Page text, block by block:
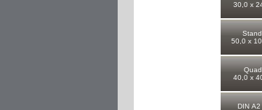
30,0 x
50,0 x
40,0 x
DIN